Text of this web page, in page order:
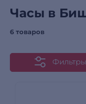
Часы в
6 товаров
Фильтры